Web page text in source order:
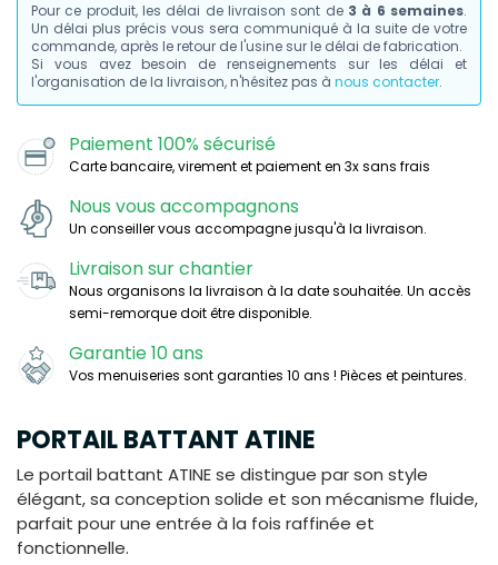
Pour ce produit, les délai de livraison sont de 3 à 6 semaines.
Un délai plus précis vous sera communiqué à la suite de votre
commande, après le retour de l'usine sur le délai de fabrication.
Si vous avez besoin de renseignements sur les délai et
l'organisation de la livraison, n'hésitez pas à nous contacter.
Paiement 100% sécurisé
Carte bancaire, virement et paiement en 3x sans frais
Nous vous accompagnons
Un conseiller vous accompagne jusqu'à la livraison.
Livraison sur chantier
Nous organisons la livraison à la date souhaitée. Un accès
semi-remorque doit être disponible.
Garantie 10 ans
Vos menuiseries sont garanties 10 ans ! Pièces et peintures.
PORTAIL BATTANT ATINE
Le portail battant ATINE se distingue par son style
élégant, sa conception solide et son mécanisme fluide,
parfait pour une entrée à la fois raffinée et
fonctionnelle.